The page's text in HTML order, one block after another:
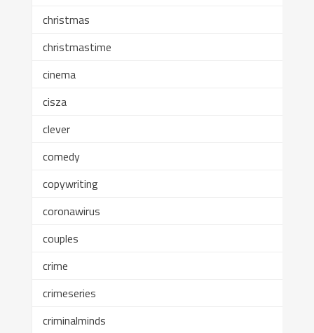
christmas
christmastime
cinema
cisza
clever
comedy
copywriting
coronawirus
couples
crime
crimeseries
criminalminds